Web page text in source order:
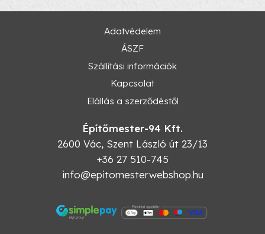
Adatvédelem
ÁSZF
Szállítási információk
Kapcsolat
Elállás a szerződéstől
Építőmester-94 Kft.
2600 Vác, Szent László út 23/13
+36 27 510-745
info@epitomesterwebshop.hu